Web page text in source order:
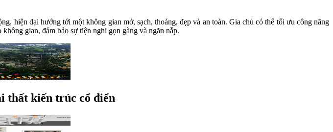
hiện đại hướng tới một không gian mở, sạch, thoáng, đẹp và an toàn. Gia chủ có thể tối ưu công năng
gian, đảm bảo sự tiện nghi gọn gàng và ngăn nắp.
thất kiến trúc cổ điển